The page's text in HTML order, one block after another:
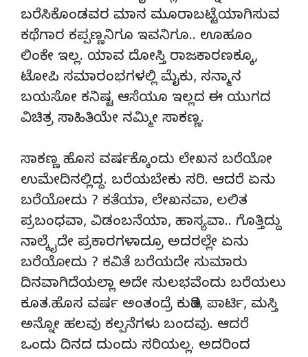
ಬರೆಸಿಕೊಂಡವರ ಮಾನ ಮೂರಾಬಟ್ಟೆಯಾಗಿಸುವ
ಕಥೆಗಾರ ಕಪ್ಪಣ್ಣನಿಗೂ ಇವನಿಗೂ.. ಊಹೂಂ
ಲಿಂಕೇ ಇಲ್ಲ. ಯಾವ ದೋಸ್ತಿ ರಾಜಕಾರಣಕ್ಕೂ,
ಟೋಪಿ ಸಮಾರಂಭಗಳಲ್ಲಿ ಮೈಕು, ಸನ್ಮಾನ
ಬಯಸೋ ಕನಿಷ್ಟ ಆಸೆಯೂ ಇಲ್ಲದ ಈ ಯುಗದ
ವಿಚಿತ್ರ ಸಾಹಿತಿಯೇ ನಮ್ಮೀ ಸಾಕಣ್ಣ.
ಸಾಕಣ್ಣ ಹೊಸ ವರ್ಷಕ್ಕೊಂದು ಲೇಖನ ಬರೆಯೋ
ಉಮೇದಿನಲ್ಲಿದ್ದ. ಬರೆಯಬೇಕು ಸರಿ. ಆದರೆ ಏನು
ಬರೆಯೋದು ? ಕತೆಯಾ, ಲೇಖನವಾ, ಲಲಿತ
ಪ್ರಬಂಧವಾ, ವಿಡಂಬನೆಯಾ, ಹಾಸ್ಯವಾ.. ಗೊತ್ತಿದ್ದು
ನಾಲ್ಕೈದೇ ಪ್ರಕಾರಗಳಾದ್ರೂ ಅದರಲ್ಲೇ ಏನು
ಬರೆಯೋದು ? ಕವಿತೆ ಬರೆಯದೇ ಸುಮಾರು
ದಿನವಾಗಿದೆಯಲ್ಲಾ ಅದೇ ಸುಲಭವೆಂದು ಬರೆಯಲು
ಕೂತ.ಹೊಸ ವರ್ಷ ಅಂತಂದ್ರೆ ಕುಡಿತ, ಪಾರ್ಟಿ, ಮಸ್ತಿ
ಅನ್ನೋ ಹಲವು ಕಲ್ಪನೆಗಳು ಬಂದವು. ಆದರೆ
ಒಂದು ದಿನದ ದುಂದು ಸರಿಯಲ್ಲ. ಅದರಿಂದ